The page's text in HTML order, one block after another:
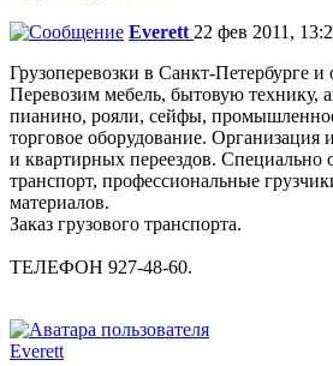
Everett 22 фев 2011,
Грузоперевозки в Санкт-Петербурге и
Перевозим мебель, бытовую технику,
пианино, рояли, сейфы,
торговое оборудование.
и квартирных переездов. Специально
транспорт, профессиональные
материалов.
Заказ грузового транспорта.
ТЕЛЕФОН 927-48-60.
Everett